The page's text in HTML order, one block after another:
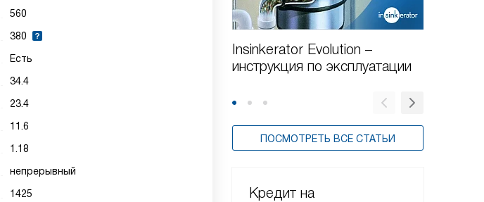
Insinkerator Evolution –
инструкция по эксплуатации
ПОСМОТРЕТЬ ВСЕ СТАТЬИ
Кредит на
560
380
Есть
34.4
23.4
11.6
1.18
непрерывный
1425